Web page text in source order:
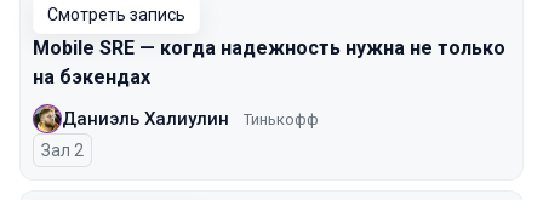
Смотреть запись
Mobile SRE — когда надежность нужна не только
на бэкендах
Даниэль Халиулин Тинькофф
Зал 2